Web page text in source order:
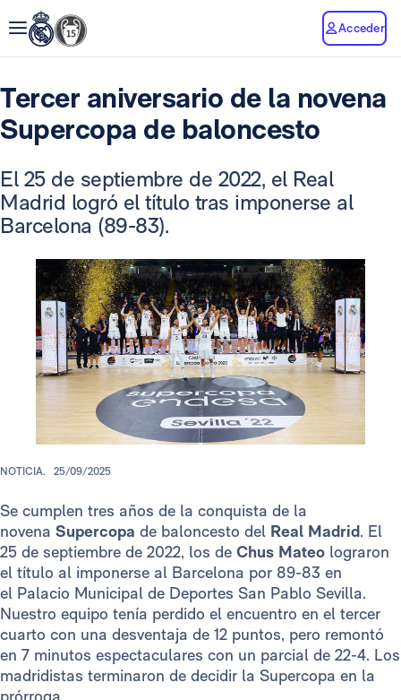
Acceder
Tercer aniversario de la novena
Supercopa de baloncesto
El 25 de septiembre de 2022, el Real
Madrid logró el título tras imponerse al
Barcelona (89-83).
NOTICIA. 25/09/2025
Se cumplen tres años de la conquista de la
novena Supercopa de baloncesto del Real Madrid. El
25 de septiembre de 2022, los de Chus Mateo lograron
el título al imponerse al Barcelona por 89-83 en
el Palacio Municipal de Deportes San Pablo Sevilla.
Nuestro equipo tenía perdido el encuentro en el tercer
cuarto con una desventaja de 12 puntos, pero remontó
en 7 minutos espectaculares con un parcial de 22-4. Los
madridistas terminaron de decidir la Supercopa en la
prórroga.